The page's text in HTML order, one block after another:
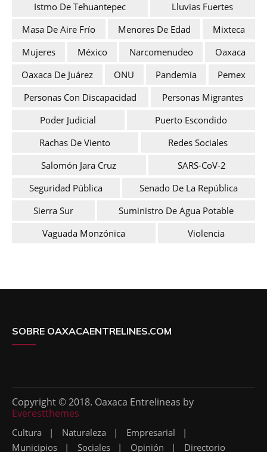
Istmo De Tehuantepec
Lluvias Fuertes
Masa De Aire Frío
Menores De Edad
Mixteca
Mujeres
México Narcomenudeo
Oaxaca
Oaxaca De Juárez
ONU Pandemia
Pemex
Personas Con Discapacidad
Personas Migrantes
Poder Judicial
Puerto Escondido
Rachas De Viento
Redes Sociales
Salomón Jara Cruz
SARS-CoV-2
Seguridad Pública
Senado De La República
Sierra Sur
Suministro De Agua Potable
Vaguada Monzónica
Violencia
SOBRE OAXACAENTRELINES.COM
Copyright © 2018. Oaxaca Entrelineas by
Everestthemes
Cultura Naturaleza
Empresarial
Municipios
Sociales Opinión Directorio